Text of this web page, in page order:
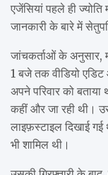
एजेंसियां ​​पहले ही ज्योति
जानकारी के बारे में
जांचकर्ताओं के अनुसार,
1 बजे तक वीडियो
अपने परिवार को बताया
कहीं और जा रही थी।
लाइफ़स्टाइल दिखाई गई
भी शामिल थी।